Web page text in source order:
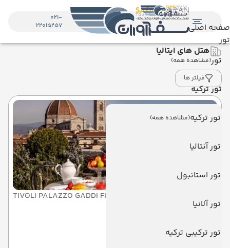
صفحه اصلی
تور
تور(مشاهده همه)
تور ترکیه
تور ترکیه(مشاهده همه)
تور آنتالیا
تور استانبول
تور آلانیا
تور ترکیبی ترکیه
021-
22015257
هتل های ایتالیا
فیلتر ها
TIVOLI PALAZZO GADDI FIRENZE
تیولی پالازو گادیفرینز فلورانس
فلورانس